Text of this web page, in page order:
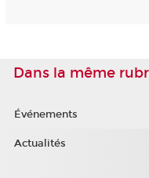
Dans la même
Événements
Actualités